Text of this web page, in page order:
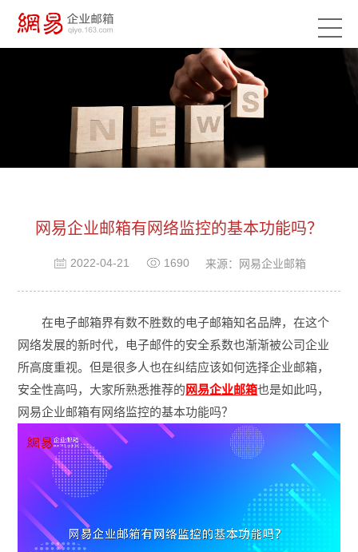
网易企业邮箱有网络监控的基本功能吗？
2022-04-21 1690 来源：网易企业邮箱
在电子邮箱界有数不胜数的电子邮箱知名品牌，在这个
网络发展的新时代，电子邮件的安全系数也渐渐被公司企业
所高度重视。但是很多人也在纠结应该如何选择企业邮箱，
安全性高吗，大家所熟悉推荐的 网易企业邮箱也是如此吗，
网易企业邮箱有网络监控的基本功能吗？